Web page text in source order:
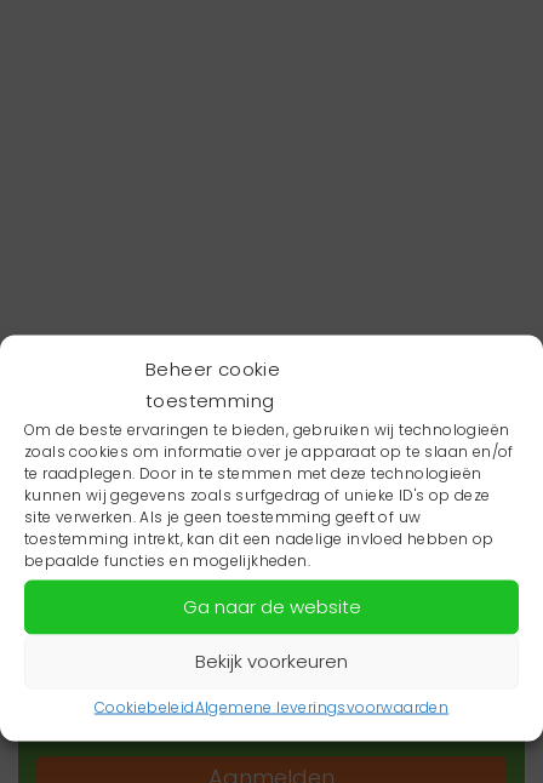
Beheer cookie
toestemming
Om de beste ervaringen te bieden, gebruiken wij technologieën
zoals cookies om informatie over je apparaat op te slaan en/of
te raadplegen. Door in te stemmen met deze technologieën
kunnen wij gegevens zoals surfgedrag of unieke ID's op deze
site verwerken. Als je geen toestemming geeft of uw
toestemming intrekt, kan dit een nadelige invloed hebben op
bepaalde functies en mogelijkheden.
Ga naar de website
Bekijk voorkeuren
CookiebeleidAlgemene leveringsvoorwaarden
Wil je niets missen?
Wil je op de hoogte blijven van het laatste
zorgnieuws in jouw regio? Schrijf je dan in voor
onze nieuwsbrief.